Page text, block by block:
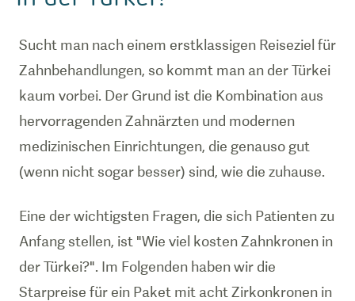
Sucht man nach einem erstklassigen Reiseziel für
Zahnbehandlungen, so kommt man an der Türkei
kaum vorbei. Der Grund ist die Kombination aus
hervorragenden Zahnärzten und modernen
medizinischen Einrichtungen, die genauso gut
(wenn nicht sogar besser) sind, wie die zuhause.
Eine der wichtigsten Fragen, die sich Patienten zu
Anfang stellen, ist "Wie viel kosten Zahnkronen in
der Türkei?". Im Folgenden haben wir die
Starpreise für ein Paket mit acht Zirkonkronen in